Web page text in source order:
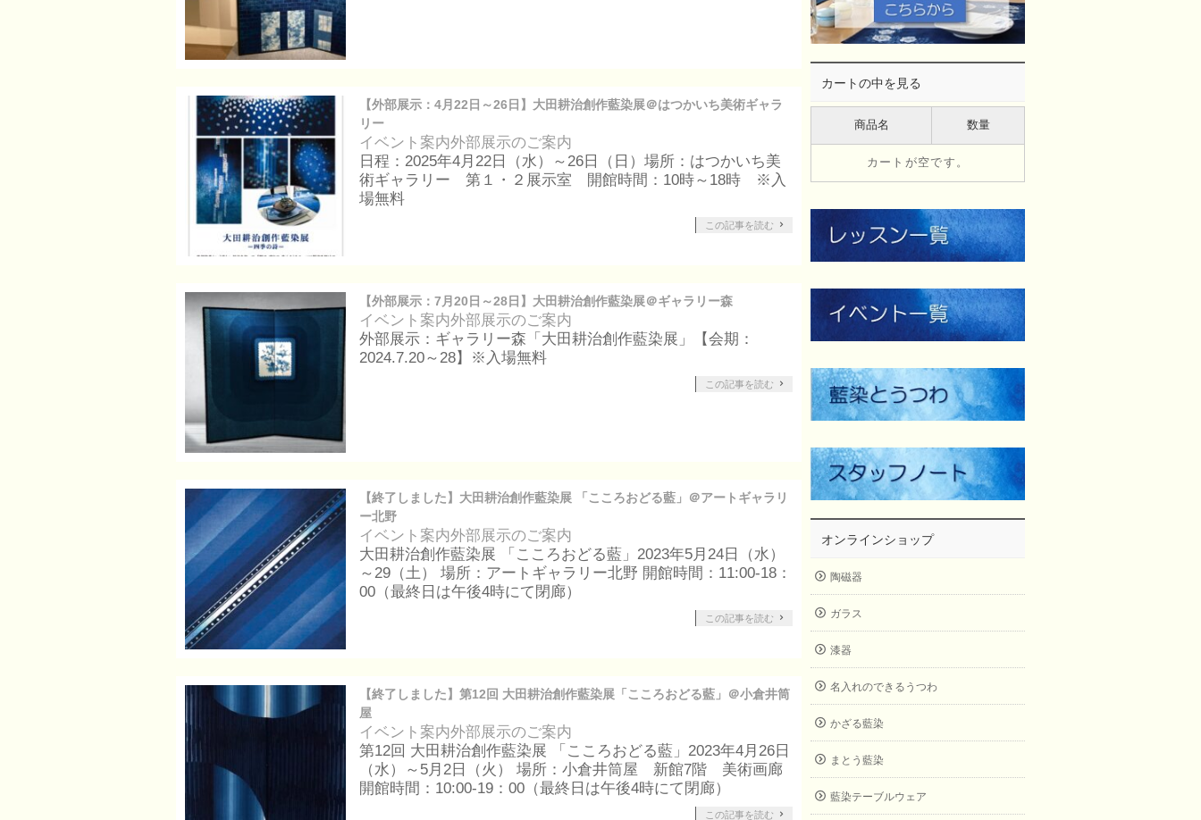
【外部展示：4月22日～26日】大田耕治創作藍染展＠はつかいち美術ギャラ
リー
イベント案内外部展示のご案内
日程：2025年4月22日（水）～26日（日）場所：はつかいち美
術ギャラリー 第１・２展示室 開館時間：10時～18時 ※入
場無料
この記事を読む
【外部展示：7月20日～28日】大田耕治創作藍染展＠ギャラリー森
イベント案内外部展示のご案内
外部展示：ギャラリー森「大田耕治創作藍染展」【会期：
2024.7.20～28】※入場無料
この記事を読む
【終了しました】大田耕治創作藍染展 「こころおどる藍」＠アートギャラリ
ー北野
イベント案内外部展示のご案内
大田耕治創作藍染展 「こころおどる藍」2023年5月24日（水）
～29（土） 場所：アートギャラリー北野 開館時間：11:00-18：
00（最終日は午後4時にて閉廊）
この記事を読む
【終了しました】第12回 大田耕治創作藍染展「こころおどる藍」＠小倉井筒
屋
イベント案内外部展示のご案内
第12回 大田耕治創作藍染展 「こころおどる藍」2023年4月26日
（水）～5月2日（火） 場所：小倉井筒屋 新館7階 美術画廊
開館時間：10:00-19：00（最終日は午後4時にて閉廊）
この記事を読む
カートの中を見る
商品名 数量
カートが空です。
オンラインショップ
陶磁器
ガラス
漆器
名入れのできるうつわ
かざる藍染
まとう藍染
藍染テーブルウェア